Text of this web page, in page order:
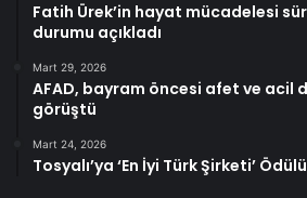
Fatih Ürek’in hayat mücadelesi
durumu açıkladı
Mart 29, 2026
AFAD, bayram öncesi afet ve acil
görüştü
Mart 24, 2026
Tosyalı’ya ‘En İyi Türk Şirketi’ Ödülü